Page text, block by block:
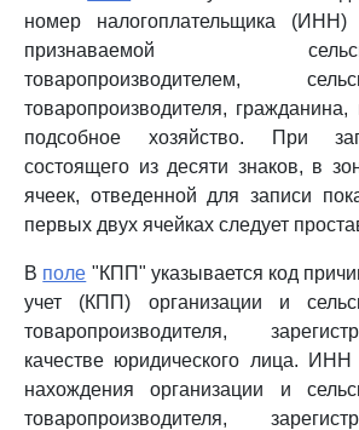
номер налогоплательщика (ИНН)
признаваемой
товаропроизводителем,
товаропроизводителя,
подсобное хозяйство. При
состоящего из десяти знаков, в
ячеек, отведенной для записи
первых двух ячейках следует
В поле "КПП" указывается код
учет (КПП) организации и
товаропроизводителя,
качестве юридического лица.
нахождения организации и
товаропроизводителя,